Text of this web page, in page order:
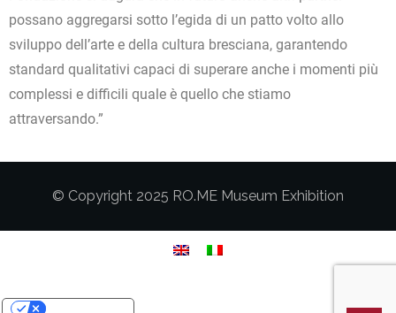
possano aggregarsi sotto l’egida di un patto volto allo
sviluppo dell’arte e della cultura bresciana, garantendo
standard qualitativi capaci di superare anche i momenti più
complessi e difficili quale è quello che stiamo
attraversando.”
© Copyright 2025 RO.ME Museum Exhibition